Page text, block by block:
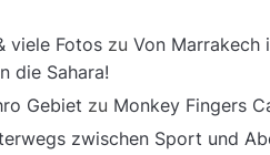
viele Fotos zu Von Marrakech
die Sahara!
Gebiet zu Monkey Fingers
zwischen Sport und